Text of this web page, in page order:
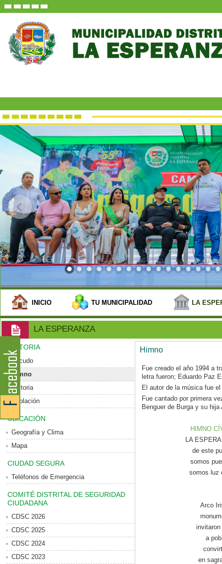
INICIO TU MUNICIPALIDAD LA
LA ESPERANZA
HISTORIA
Escudo
Himno
Historia
Población
UBICACIÓN
Geografía y Clima
Mapa
CIUDAD SEGURA
Teléfonos de Emergencia
COMITÉ DISTRITAL DE SEGURIDAD
CIUDADANA
CDSC 2026
CDSC 2025
CDSC 2024
CDSC 2023
Himno
Fue creado el año 1994 a
letra fueron; Eduardo Paz
El autor de la música fue
Fue cantado por primera
Benguer de Burga y su hija
HIMNO
LA
de este
somos
somos luz
Arco
a
en